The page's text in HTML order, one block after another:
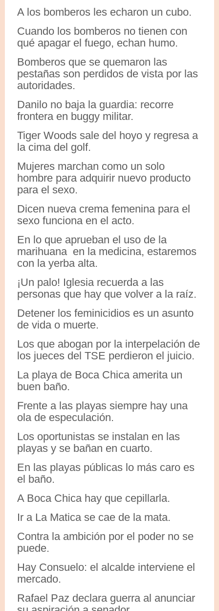
A los bomberos les echaron un cubo.
Cuando los bomberos no tienen con
qué apagar el fuego, echan humo.
Bomberos que se quemaron las
pestañas son perdidos de vista por las
autoridades.
Danilo no baja la guardia: recorre
frontera en buggy militar.
Tiger Woods sale del hoyo y regresa a
la cima del golf.
Mujeres marchan como un solo
hombre para adquirir nuevo producto
para el sexo.
Dicen nueva crema femenina para el
sexo funciona en el acto.
En lo que aprueban el uso de la
marihuana en la medicina, estaremos
con la yerba alta.
¡Un palo! Iglesia recuerda a las
personas que hay que volver a la raíz.
Detener los feminicidios es un asunto
de vida o muerte.
Los que abogan por la interpelación de
los jueces del TSE perdieron el juicio.
La playa de Boca Chica amerita un
buen baño.
Frente a las playas siempre hay una
ola de especulación.
Los oportunistas se instalan en las
playas y se bañan en cuarto.
En las playas públicas lo más caro es
el baño.
A Boca Chica hay que cepillarla.
Ir a La Matica se cae de la mata.
Contra la ambición por el poder no se
puede.
Hay Consuelo: el alcalde interviene el
mercado.
Rafael Paz declara guerra al anunciar